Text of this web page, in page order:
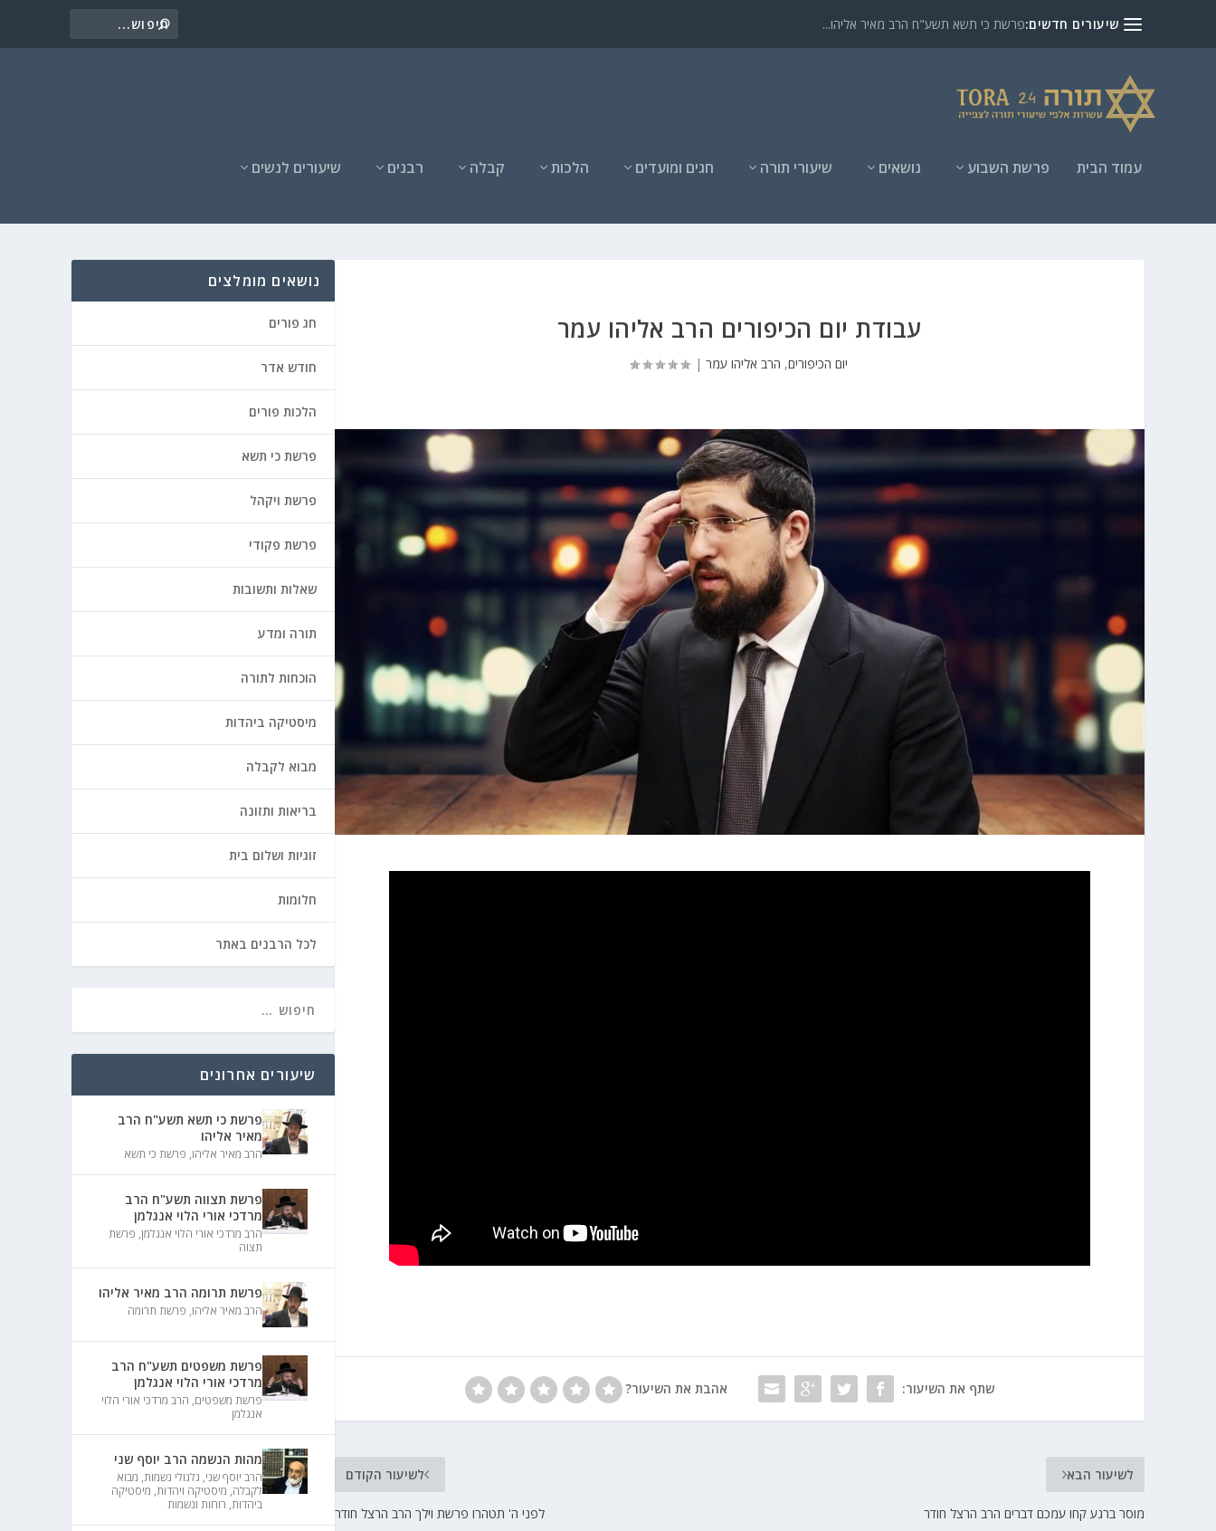
שיעורים חדשים:פרשת כי תשא תשע"ח הרב מאיר אליהו...
עמוד הבית פרשת השבוע נושאים שיעורי תורה חגים ומועדים הלכות קבלה רבנים שיעורים לנשים
עבודת יום הכיפורים הרב אליהו עמר
יום הכיפורים, הרב אליהו עמר |
שתף את השיעור: אהבת את השיעור?
לשיעור הקודם
לפני ה' תטהרו פרשת וילך הרב הרצל חודר
לשיעור הבא
מוסר ברגע קחו עמכם דברים הרב הרצל חודר
נושאים מומלצים
חג פורים
חודש אדר
הלכות פורים
פרשת כי תשא
פרשת ויקהל
פרשת פקודי
שאלות ותשובות
תורה ומדע
הוכחות לתורה
מיסטיקה ביהדות
מבוא לקבלה
בריאות ותזונה
זוגיות ושלום בית
חלומות
לכל הרבנים באתר
שיעורים אחרונים
פרשת כי תשא תשע"ח הרב
מאיר אליהו
הרב מאיר אליהו, פרשת כי תשא
פרשת תצווה תשע"ח הרב
מרדכי אורי הלוי אנגלמן
הרב מרדכי אורי הלוי אנגלמן, פרשת
תצוה
פרשת תרומה הרב מאיר אליהו
הרב מאיר אליהו, פרשת תרומה
פרשת משפטים תשע"ח הרב
מרדכי אורי הלוי אנגלמן
פרשת משפטים, הרב מרדכי אורי הלוי
אנגלמן
מהות הנשמה הרב יוסף שני
הרב יוסף שני, גלגולי נשמות, מבוא
לקבלה, מיסטיקה ויהדות, מיסטיקה
ביהדות, רוחות ונשמות